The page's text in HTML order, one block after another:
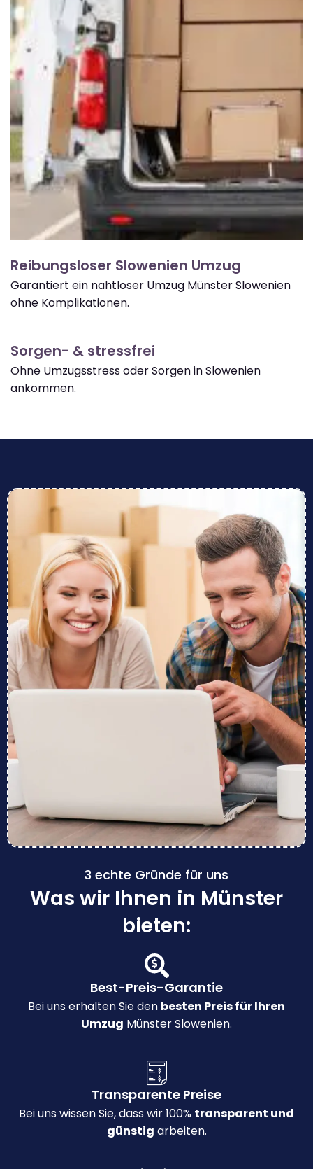
Reibungsloser Slowenien Umzug
Garantiert ein nahtloser Umzug Münster Slowenien
ohne Komplikationen.
Sorgen- & stressfrei
Ohne Umzugsstress oder Sorgen in Slowenien
ankommen.
3 echte Gründe für uns
Was wir Ihnen in Münster
bieten:
Best-Preis-Garantie
Bei uns erhalten Sie den besten Preis für Ihren
Umzug Münster Slowenien.
Transparente Preise
Bei uns wissen Sie, dass wir 100% transparent und
günstig arbeiten.